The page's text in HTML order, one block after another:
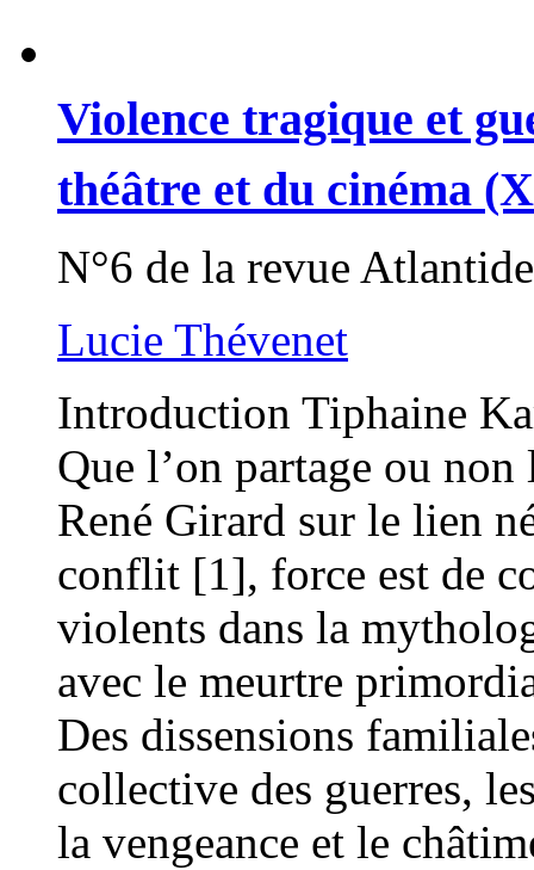
Violence tragique et
théâtre et du cinéma
N°6 de la revue Atlantide
Lucie Thévenet
Introduction Tiphaine
Que l’on partage ou
René Girard sur le lien
conflit [1], force est de
violents dans la
avec le meurtre
Des dissensions
collective des guerres,
la vengeance et le